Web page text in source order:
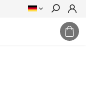
Suchen